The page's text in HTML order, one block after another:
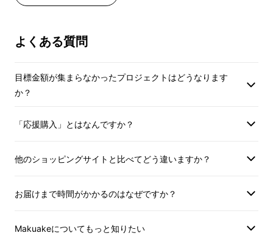
新しい明太子のカタチ
でも、パスタ・パン・調味料と混ぜて
これってもはや
料」なのでは？
この旨みの塊といっても過言ではない明太子を
よくある質問
目標金額が集まらなかったプロジェクトはどうなります
か？
「応援購入」とはなんですか？
他のショッピングサイトと比べてどう違いますか？
お届けまで時間がかかるのはなぜですか？
Makuakeについてもっと知りたい